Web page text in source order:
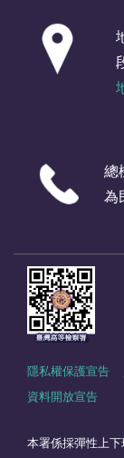
總
為
隱私權保護宣告
資料開放宣告
本署係採彈性上